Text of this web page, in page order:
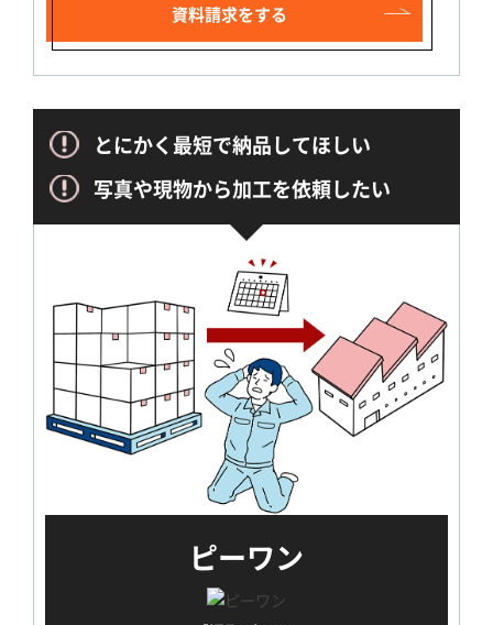
資料請求をする
とにかく最短で納品してほしい
写真や現物から加工を依頼したい
ピーワン